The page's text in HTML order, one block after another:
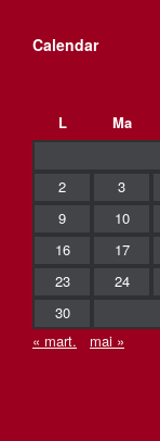
Calendar
L
Ma
2
3
9
10
16
17
23
24
30
« mart.
mai »